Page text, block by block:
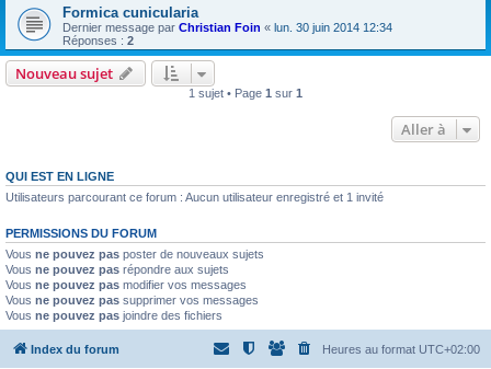
Formica cunicularia
Dernier message par Christian Foin « lun. 30 juin 2014 12:34
Réponses : 2
Nouveau sujet
1 sujet • Page 1 sur 1
Aller à
QUI EST EN LIGNE
Utilisateurs parcourant ce forum : Aucun utilisateur enregistré et 1 invité
PERMISSIONS DU FORUM
Vous ne pouvez pas poster de nouveaux sujets
Vous ne pouvez pas répondre aux sujets
Vous ne pouvez pas modifier vos messages
Vous ne pouvez pas supprimer vos messages
Vous ne pouvez pas joindre des fichiers
Index du forum Heures au format UTC+02:00